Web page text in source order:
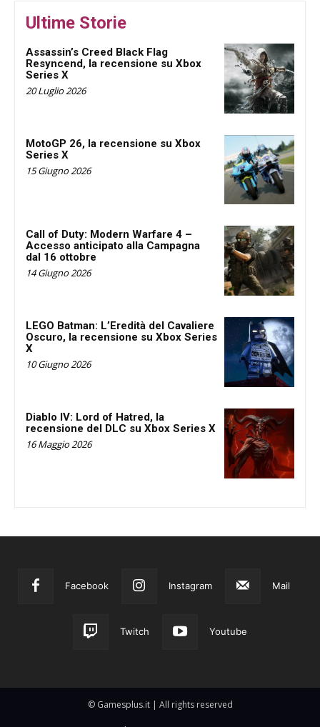
Ultime Storie
Assassin’s Creed Black Flag
Resyncend, la recensione su Xbox
Series X
20 Luglio 2026
MotoGP 26, la recensione su Xbox
Series X
15 Giugno 2026
Call of Duty: Modern Warfare 4 –
Accesso anticipato alla Campagna
dal 16 ottobre
14 Giugno 2026
LEGO Batman: L’Eredità del Cavaliere
Oscuro, la recensione su Xbox Series
X
10 Giugno 2026
Diablo IV: Lord of Hatred, la
recensione del DLC su Xbox Series X
16 Maggio 2026
Facebook Instagram Mail
Twitch Youtube
© Gamesplus.it | All rights reserved